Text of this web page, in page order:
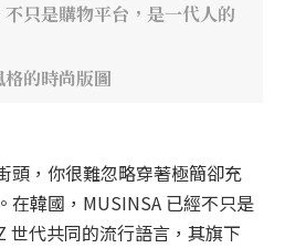
只是購物平台，是一代人的
的時尚版圖
頭，你很難忽略穿著極簡卻充
在韓國，MUSINSA 已經不只是
世代共同的流行語言，其旗下